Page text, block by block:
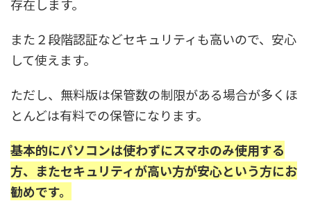
存在します。
また２段階認証などセキュリティも高いので、安心
して使えます。
ただし、無料版は保管数の制限がある場合が多くほ
とんどは有料での保管になります。
基本的にパソコンは使わずにスマホのみ使用する
方、またセキュリティが高い方が安心という方にお
勧めです。